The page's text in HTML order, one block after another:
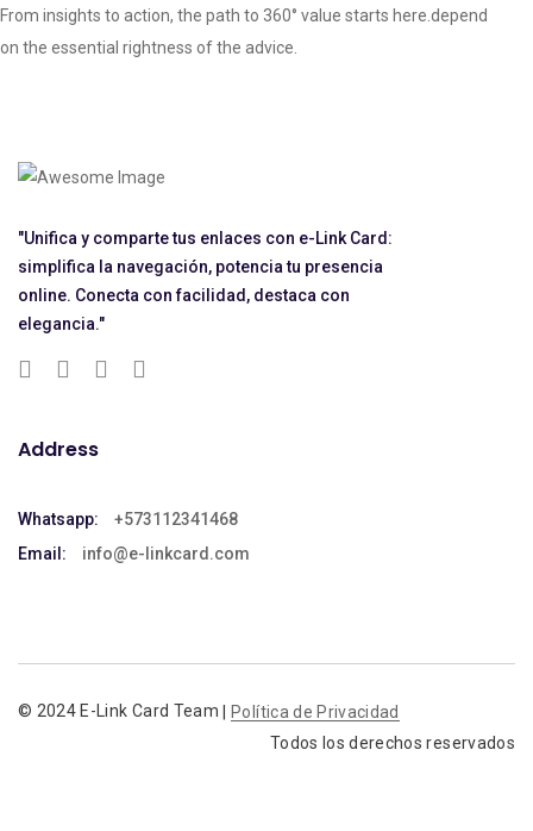
From insights to action, the path to 360° value starts here.depend
on the essential rightness of the advice.
"Unifica y comparte tus enlaces con e-Link Card:
simplifica la navegación, potencia tu presencia
online. Conecta con facilidad, destaca con
elegancia."
Address
Whatsapp:
+573112341468
Email:
info@e-linkcard.com
© 2024 E-Link Card Team Política de Privacidad
Todos los derechos reservados